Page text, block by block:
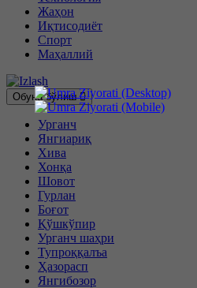
Жаҳон
Иқтисодиёт
Спорт
Маҳаллий
Обуна бўлиш
Урганч
Янгиариқ
Хива
Хонқа
Шовот
Гурлан
Боғот
Қўшкўпир
Урганч шаҳри
Тупроққалъа
Ҳазорасп
Янгибозор